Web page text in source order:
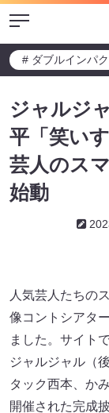
Menu
# ダブルインパ
ジャルジ
平「笑い
芸人のス
始動
人気芸人たちの
像コントシアタ
ました。サイト
ジャルジャル（
タック西本、か
開催された完成